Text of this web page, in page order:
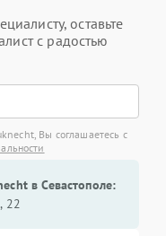
оставьте
с радостью
Вы соглашаетесь с
в Севастополе:
22